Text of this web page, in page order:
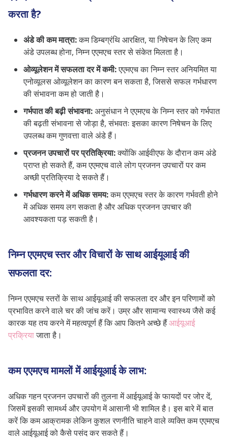
करता है?
अंडे की कम मात्रा:कम डिम्बग्रंथि आरक्षित, या निषेचन के लिए कम
अंडे उपलब्ध होना, निम्न एएमएच स्तर से संकेत मिलता है।
ओव्यूलेशन में सफलता दर में कमी:एएमएच का निम्न स्तर अनियमित या
एनोव्यूलस ओव्यूलेशन का कारण बन सकता है, जिससे सफल गर्भधारण
की संभावना कम हो जाती है।
गर्भपात की बढ़ी संभावना:अनुसंधान ने एएमएच के निम्न स्तर को गर्भपात
की बढ़ती संभावना से जोड़ा है, संभवतः इसका कारण निषेचन के लिए
उपलब्ध कम गुणवत्ता वाले अंडे हैं।
प्रजनन उपचारों पर प्रतिक्रिया:क्योंकि आईवीएफ के दौरान कम अंडे
प्राप्त हो सकते हैं, कम एएमएच वाले लोग प्रजनन उपचारों पर कम
अच्छी प्रतिक्रिया दे सकते हैं।
गर्भधारण करने में अधिक समय:कम एएमएच स्तर के कारण गर्भवती होने
में अधिक समय लग सकता है और अधिक प्रजनन उपचार की
आवश्यकता पड़ सकती है।
निम्न एएमएच स्तर और विचारों के साथ आईयूआई की
सफलता दर:
निम्न एएमएच स्तरों के साथ आईयूआई की सफलता दर और इन परिणामों को
प्रभावित करने वाले चर की जांच करें। उम्र और सामान्य स्वास्थ्य जैसे कई
कारक यह तय करने में महत्वपूर्ण हैं कि आप कितने अच्छे हैंआईयूआई
प्रक्रियाजाता है।
कम एएमएच मामलों में आईयूआई के लाभ:
अधिक गहन प्रजनन उपचारों की तुलना में आईयूआई के फायदों पर जोर दें,
जिसमें इसकी सामर्थ्य और उपयोग में आसानी भी शामिल है। इस बारे में बात
करें कि कम आक्रामक लेकिन कुशल रणनीति चाहने वाले व्यक्ति कम एएमएच
वाले आईयूआई को कैसे पसंद कर सकते हैं।